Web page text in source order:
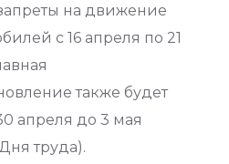
на движение
с 16 апреля по 21
также будет
апреля до 3 мая
труда).